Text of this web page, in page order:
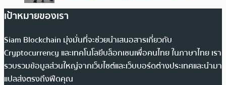
เป้าหมายของเรา
Siam Blockchain มุ่งมั่นที่จะช่วยนำเสนอสารเกี่ยวกับ
Cryptocurrency และเทคโนโลยีบล็อกเชนเพื่อคนไทย ในภาษาไทย เรา
รวบรวมข้อมูลส่วนใหญ่จากเว็บไซต์และเว็บบอร์ดต่างประเทศและนำมา
แปลส่งตรงถึงฟีดคุณ